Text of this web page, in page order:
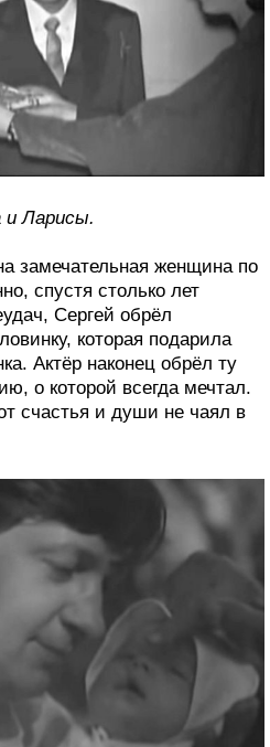
и Ларисы.
замечательная женщина по
спустя столько лет
Сергей обрёл
которая подарила
Актёр наконец обрёл ту
о которой всегда мечтал.
счастья и души не чаял в